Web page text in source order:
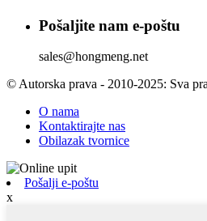
Pošaljite nam e-poštu
sales@hongmeng.net
© Autorska prava - 2010-2025: Sva
O nama
Kontaktirajte nas
Obilazak tvornice
Pošalji e-poštu
x